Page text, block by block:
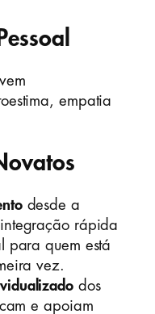
empatia
desde a
rápida
para quem está
vez.
dos
e apoiam